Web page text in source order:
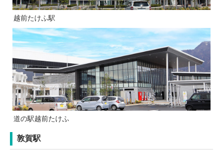
越前たけふ駅
道の駅越前たけふ
敦賀駅